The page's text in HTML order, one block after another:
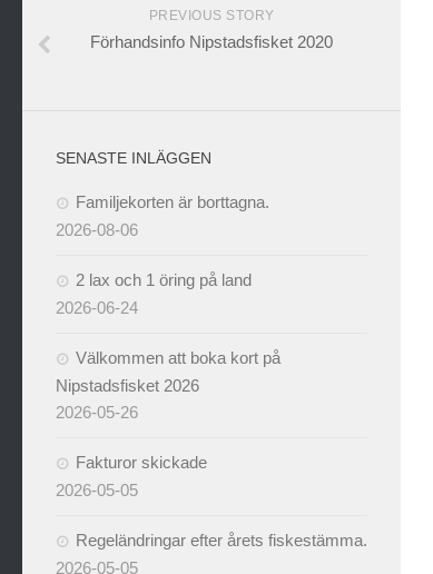
PREVIOUS STORY
Förhandsinfo Nipstadsfisket 2020
SENASTE INLÄGGEN
Familjekorten är borttagna.
2026-08-06
2 lax och 1 öring på land
2026-06-24
Välkommen att boka kort på
Nipstadsfisket 2026
2026-05-26
Fakturor skickade
2026-05-05
Regeländringar efter årets fiskestämma.
2026-05-05